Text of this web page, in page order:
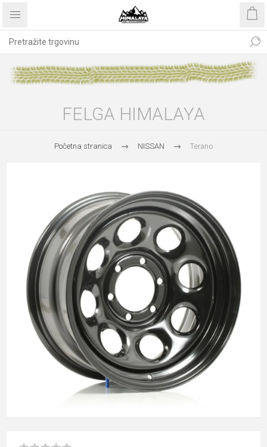
FELGA HIMALAYA
Početna stranica NISSAN Terano